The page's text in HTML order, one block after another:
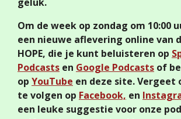
Om de week op zondag om 10:00
een nieuwe aflevering online van
HOPE, die je kunt beluisteren op
Podcasts en Google Podcasts of
op YouTube en deze site. Vergeet
te volgen op Facebook, en
een leuke suggestie voor onze